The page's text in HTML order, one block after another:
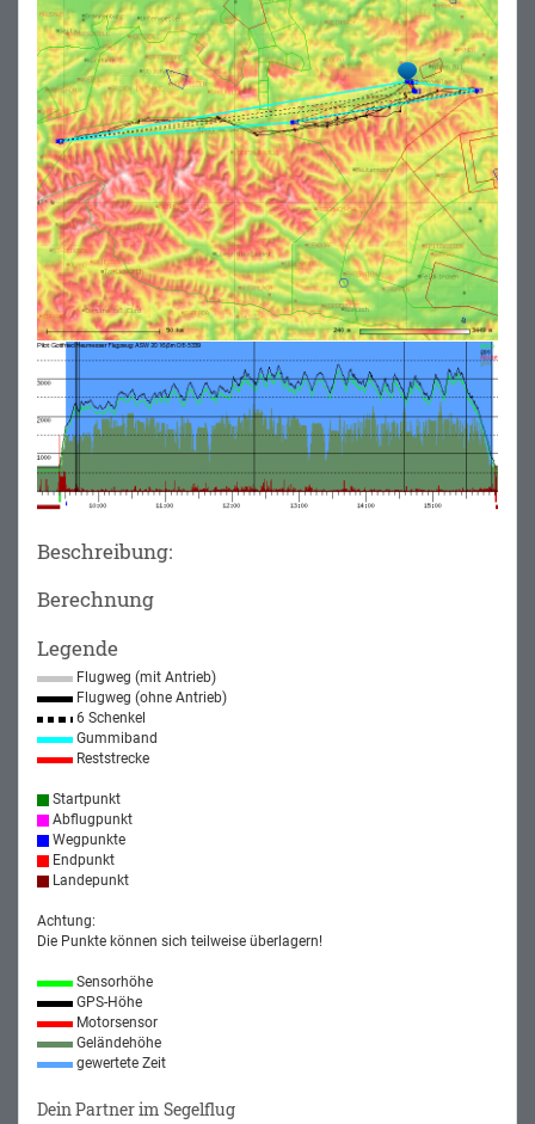
Beschreibung:
Berechnung
Legende
Flugweg (mit Antrieb)
Flugweg (ohne Antrieb)
6 Schenkel
Gummiband
Reststrecke
Startpunkt
Abflugpunkt
Wegpunkte
Endpunkt
Landepunkt
Achtung:
Die Punkte können sich teilweise überlagern!
Sensorhöhe
GPS-Höhe
Motorsensor
Geländehöhe
gewertete Zeit
Dein Partner im Segelflug